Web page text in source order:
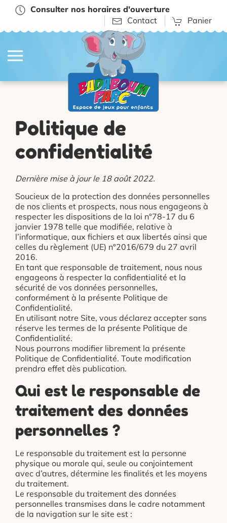
Consulter nos horaires d'ouverture
Contact
Panier
Politique de
confidentialité
Dernière mise à jour le 18 août 2022.
Soucieux de la protection des données personnelles
de nos clients et prospects, nous nous engageons à
respecter les dispositions de la loi n°78-17 du 6
janvier 1978 telle que modifiée, relative à
l’informatique, aux fichiers et aux libertés ainsi que
celles du règlement (UE) n°2016/679 du 27 avril
2016.
En tant que responsable de traitement, nous nous
engageons à respecter la confidentialité et la
sécurité de vos données personnelles,
conformément à la présente Politique de
Confidentialité.
En utilisant notre Site, vous déclarez accepter sans
réserve les termes de la présente Politique de
Confidentialité.
Nous pourrons modifier librement la présente
Politique de Confidentialité. Toute modification
prendra effet dès publication.
Qui est le responsable de
traitement des données
personnelles ?
Le responsable du traitement est la personne
physique ou morale qui, seule ou conjointement
avec d’autres, détermine les finalités et les moyens
du traitement.
Le responsable du traitement des données
personnelles transmises dans le cadre notamment
de la navigation sur le site est :